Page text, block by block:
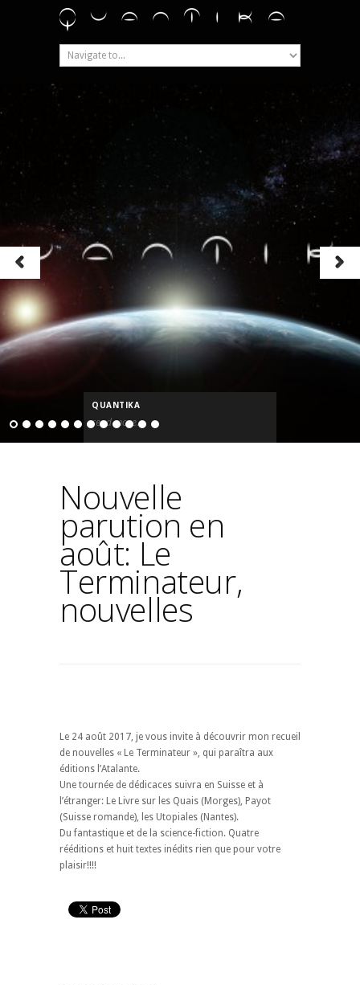
QUANTIKA
read more...
Nouvelle
parution en
août: Le
Terminateur,
nouvelles
Le 24 août 2017, je vous invite à découvrir mon recueil
de nouvelles « Le Terminateur », qui paraîtra aux
éditions l’Atalante.
Une tournée de dédicaces suivra en Suisse et à
l’étranger: Le Livre sur les Quais (Morges), Payot
(Suisse romande), les Utopiales (Nantes).
Du fantastique et de la science-fiction. Quatre
rééditions et huit textes inédits rien que pour votre
plaisir!!!!